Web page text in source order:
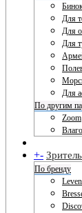
Для
Для
Для
Для
По другим
Zoom
+-
По бренду